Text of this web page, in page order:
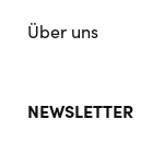
Über uns
NEWSLETTER